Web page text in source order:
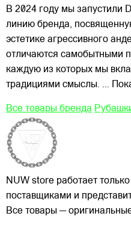
В 2024 году мы запустили
линию бренда,
эстетике агрессивного
отличаются самобытными
каждую из которых мы
традициями смыслы. ...
Все товары бренда
NUW store работает
поставщиками и
Все товары —